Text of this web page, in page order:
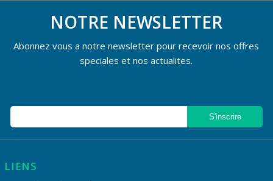
NOTRE NEWSLETTER
Abonnez vous a notre newsletter pour recevoir nos offres
speciales et nos actualites.
LIENS